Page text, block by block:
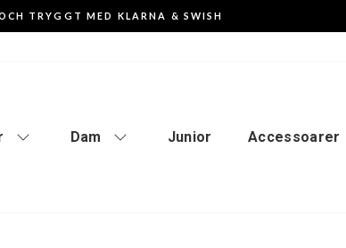
TRYGGT MED KLARNA & SWISH
Dam Junior Accessoarer